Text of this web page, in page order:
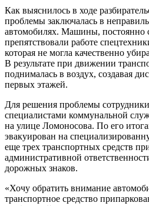
Как выяснилось в ходе
проблемы заключалась в
автомобилях. Машины, постоянно
препятствовали работе
которая не могла качественно
В результате при движении
поднималась в воздух, создавая
первых этажей.
Для решения проблемы
специалистами коммунальной
на улице Ломоносова. По его
эвакуирован на
еще трех транспортных средств
административной
дорожных знаков.
«Хочу обратить внимание
транспортное средство